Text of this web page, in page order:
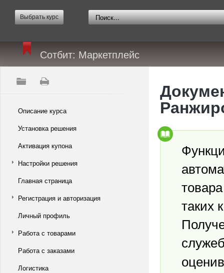
Выбрать курс
Сотбит: Маркетплейс
Описание курса
Установка решения
Активация купона
Настройки решения
Главная страница
Регистрация и авторизация
Личный профиль
Работа с товарами
Работа с заказами
Логистика
таких